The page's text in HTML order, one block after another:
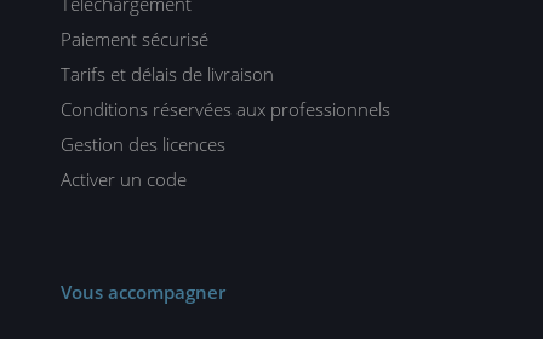
Paiement sécurisé
Tarifs et délais de livraison
Conditions réservées aux professionnels
Gestion des licences
Activer un code
Vous accompagner